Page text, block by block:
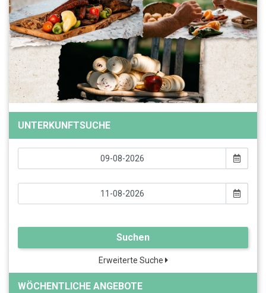
UNTERKUNFTSUCHE
Suchen
Erweiterte Suche
WÖCHENTLICHE ANGEBOTE